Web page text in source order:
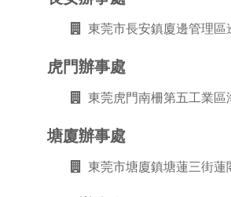
東莞市長安鎮廈邊管理區
虎門辦事處
東莞虎門南柵第五工業區
塘廈辦事處
東莞市塘廈鎮塘蓮三街蓮